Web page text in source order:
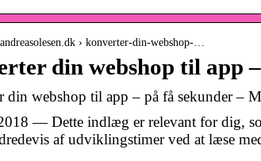
› konverter-din-webshop-…
din webshop til app
din webshop til app – på få sekunder –
— Dette indlæg er relevant for dig,
af udviklingstimer ved at læse